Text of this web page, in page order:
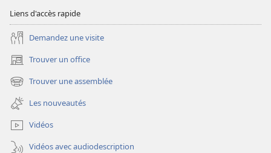
2009
Liens d'accès rapide
Demandez une visite
Trouver un office
(ouvre
une
nouvelle
fenêtre)
Trouver une assemblée
(ouvre
une
nouvelle
fenêtre)
Les nouveautés
Vidéos
Vidéos avec audiodescription